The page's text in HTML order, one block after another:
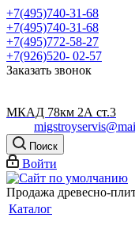
+7(495)740-31-68
+7(495)740-31-68
+7(495)772-58-27
+7(926)520- 02-57
Заказать звонок
МКАД 78км 2А ст.3
Поиск
Войти
Продажа древесно-
Каталог